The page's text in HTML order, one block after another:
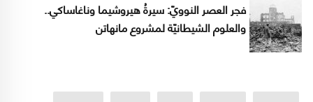
فجر العصر النوويّ: سيرةُ هيروشيما وناغاساكي..
والعلوم الشيطانيّة لمشروع مانهاتن